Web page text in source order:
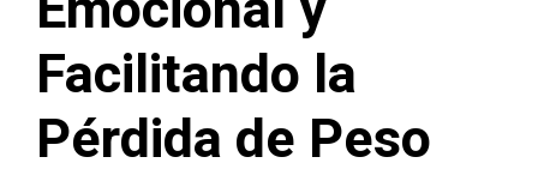
Facilitando la
Pérdida de Peso